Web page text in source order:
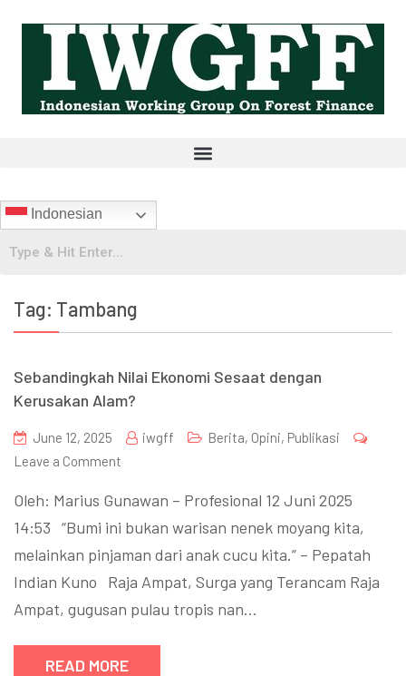
Indonesian
Tag: Tambang
Sebandingkah Nilai Ekonomi Sesaat dengan
Kerusakan Alam?
June 12, 2025 iwgff Berita, Opini, Publikasi
Leave a Comment
Oleh: Marius Gunawan – Profesional 12 Juni 2025
14:53 “Bumi ini bukan warisan nenek moyang kita,
melainkan pinjaman dari anak cucu kita.” – Pepatah
Indian Kuno Raja Ampat, Surga yang Terancam Raja
Ampat, gugusan pulau tropis nan…
READ MORE